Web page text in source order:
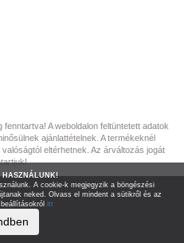
A weboldalon feltüntetett adatok
ajánlattételnek. A termékeknél
eltérhetnek. Az árváltozás jogát
HASZNÁLUNK!
A cookie-k megjegyzik a böngészési
neked. Olvass el mindent a sütikről és az
itt